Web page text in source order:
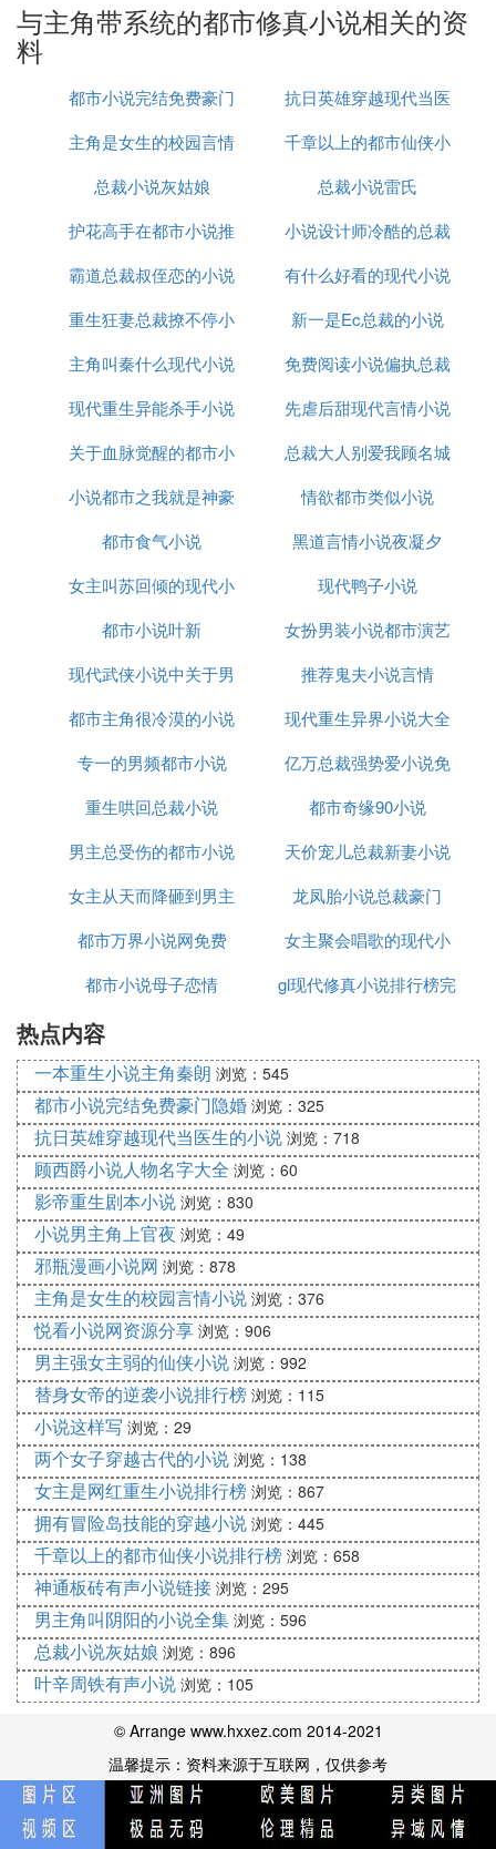
《横行在异世》《异乡口福》《异世重生之盗神传
说》
《异世之富甲天下》
《剑魔异界录》《异界之科技大时代》《飞升之后》
《飘邈之旅》《邪风曲》《佛本是道》《诛仙》《天
心怒》
芒》《仙凡道》
《星峰传说》《修真之路》《星耀幻世》《紫金传
《逍遥修神行》《笑傲天下》《随欲飞凡》《新覆雨
翻云》
《一小撮世界》《优游幻世》《逍遥江湖》《胆怯天
尊》《血婴修神》
现修真路》
《天赐风流》《 生肖守护神》 《仙界修仙》《极品
《现代修真史》《轩辕战神》《从矿洞走出的强者》
《修真之我是神偷》
《至尊盗修神记》《修神路之九天龙腾》《重生之绝
色风流》
始之大唐》
《低品少爷极品仙》《随波逐流之神龙传奇》《渡劫
《重生成妖》《炼宝专家》《无法无天》《绿袍老
祖》《仙道厚黑录》
《武道乾坤》《黑风老妖》《天道之旅》《仙界走私
----------------------------------网游类型-----------------------
----------
《雷煞》《女娲界》《从零开始》《猛龙过江》《网
游之天地》《蜀山》
《高手寂寞》《血色梦游》《游戏狂想曲》《绝世游
戏》《网络人生》《孤星传说》
《网游之众生》《超级玩家》《蓝天》
《真幻界》《梦幻魔界王》《奇幻网游》《踏破虚
空》《网游世界》
《幻想世界游记》《网游之远古神话Ⅻ《网游之天妒
风流》《奇奇怪界》
《风神之子》《梦想帝国》《龙翔九洲》《网游之修
真幻想》
《网游之亡阴影》《网游之超级鬼才》《网游之天
地》
《网游－屠龙巫师》《天下之弱者的反击》《龙噬天
下》
《网游之玩转宇宙》《游戏狂想曲》《天煞狂想曲》
《梦灵》
《北辰之星》《覆雨剑》《虚拟王朝》《网游之混迹
在美女工作室》
《法师传奇》《超职业狩戮》《网游之古剑太初》
《网游-梦幻现实》
《网游天下之唯我独尊》《修真者玩转网游》《网游
之模拟城市》
----------------------------------科幻类型-----------------------
《小兵传奇》《师士传说》《超级兵器》《欲帝》
《星爆》《天网》
《仙之机甲》《王牌执照》《闪电奇》《能武传说》
与主角带系统的都市修真小说相关的资
料
都市小说完结免费豪门
隐婚
抗日英雄穿越现代当医
生的小说
主角是女生的校园言情
小说
千章以上的都市仙侠小
说排行榜
总裁小说灰姑娘
总裁小说雷氏
护花高手在都市小说推
到
小说设计师冷酷的总裁
霸道总裁叔侄恋的小说
有什么好看的现代小说
带点黄的
重生狂妻总裁撩不停小
说
新一是Ec总裁的小说
主角叫秦什么现代小说
免费阅读小说偏执总裁
宠上瘾
现代重生异能杀手小说
先虐后甜现代言情小说
关于血脉觉醒的都市小
说
总裁大人别爱我顾名城
颂梵音小说
小说都市之我就是神豪
下载
情欲都市类似小说
都市食气小说
黑道言情小说夜凝夕
女主叫苏回倾的现代小
说
现代鸭子小说
都市小说叶新
女扮男装小说都市演艺
圈
现代武侠小说中关于男
主角外貌的描写
推荐鬼夫小说言情
都市主角很冷漠的小说
现代重生异界小说大全
专一的男频都市小说
亿万总裁强势爱小说免
费阅读
重生哄回总裁小说
都市奇缘90小说
男主总受伤的都市小说
天价宠儿总裁新妻小说
女主从天而降砸到男主
的车上现代小说
龙凤胎小说总裁豪门
都市万界小说网免费
女主聚会唱歌的现代小
说
都市小说母子恋情
gl现代修真小说排行榜完
热点内容
一本重生小说主角秦朗 浏览：545
都市小说完结免费豪门隐婚 浏览：325
抗日英雄穿越现代当医生的小说 浏览：718
顾西爵小说人物名字大全 浏览：60
影帝重生剧本小说 浏览：830
小说男主角上官夜 浏览：49
邪瓶漫画小说网 浏览：878
主角是女生的校园言情小说 浏览：376
悦看小说网资源分享 浏览：906
男主强女主弱的仙侠小说 浏览：992
替身女帝的逆袭小说排行榜 浏览：115
小说这样写 浏览：29
两个女子穿越古代的小说 浏览：138
女主是网红重生小说排行榜 浏览：867
拥有冒险岛技能的穿越小说 浏览：445
千章以上的都市仙侠小说排行榜 浏览：658
神通板砖有声小说链接 浏览：295
男主角叫阴阳的小说全集 浏览：596
总裁小说灰姑娘 浏览：896
叶辛周铁有声小说 浏览：105
© Arrange www.hxxez.com 2014-2021
温馨提示：资料来源于互联网，仅供参考